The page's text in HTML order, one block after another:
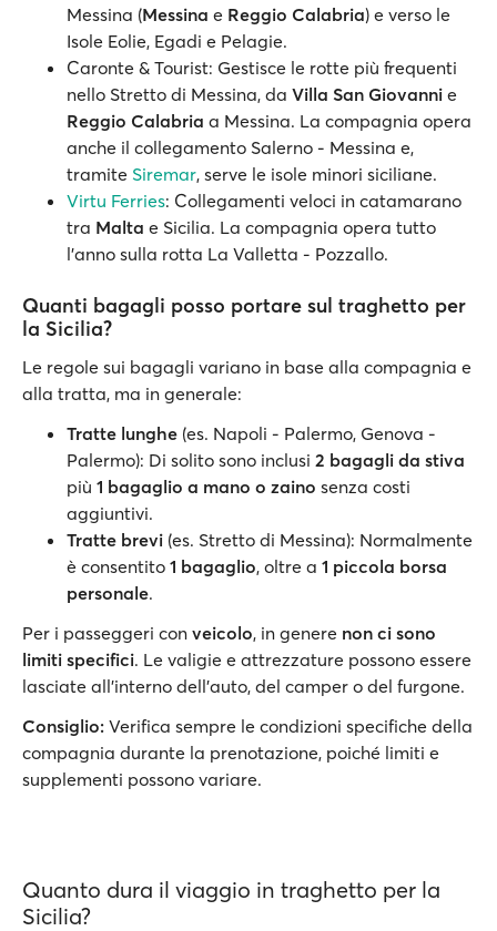
Messina (Messina e Reggio Calabria) e verso le
Isole Eolie, Egadi e Pelagie.
Caronte & Tourist: Gestisce le rotte più frequenti
nello Stretto di Messina, da Villa San Giovanni e
Reggio Calabria a Messina. La compagnia opera
anche il collegamento Salerno - Messina e,
tramite Siremar, serve le isole minori siciliane.
Virtu Ferries: Collegamenti veloci in catamarano
tra Malta e Sicilia. La compagnia opera tutto
l’anno sulla rotta La Valletta - Pozzallo.
Quanti bagagli posso portare sul traghetto per
la Sicilia?
Le regole sui bagagli variano in base alla compagnia e
alla tratta, ma in generale:
Tratte lunghe (es. Napoli - Palermo, Genova -
Palermo): Di solito sono inclusi 2 bagagli da stiva
più 1 bagaglio a mano o zaino senza costi
aggiuntivi.
Tratte brevi (es. Stretto di Messina): Normalmente
è consentito 1 bagaglio, oltre a 1 piccola borsa
personale.
Per i passeggeri con veicolo, in genere non ci sono
limiti specifici. Le valigie e attrezzature possono essere
lasciate all’interno dell’auto, del camper o del furgone.
Consiglio: Verifica sempre le condizioni specifiche della
compagnia durante la prenotazione, poiché limiti e
supplementi possono variare.
Quanto dura il viaggio in traghetto per la
Sicilia?